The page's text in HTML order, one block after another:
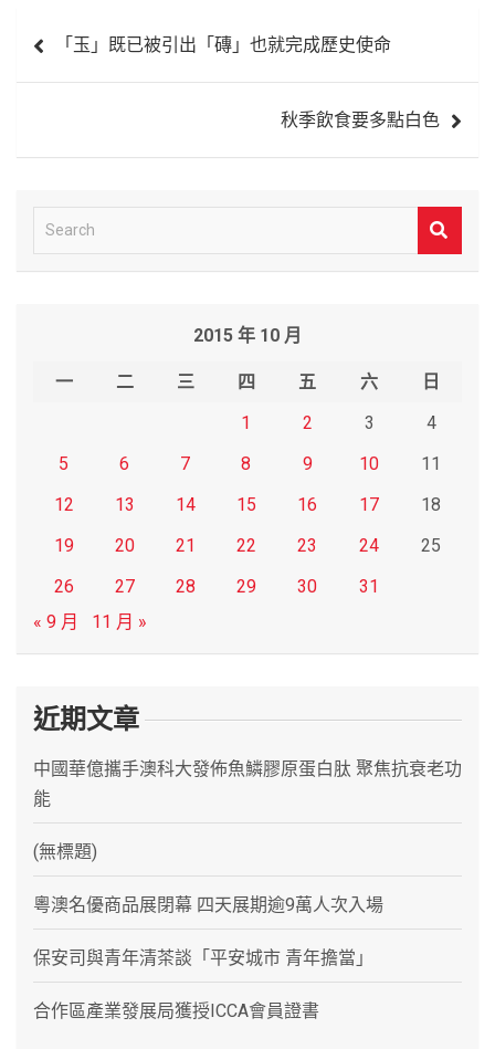
章
「玉」既已被引出「磚」也就完成歷史使命
秋季飲食要多點白色
e
2015 年 10 月
一 二 三 四 五 六
日
1
2 3
4
5
6 7 8 9 10
11
12
13 14 15 16 17
18
19
20 21 22 23 24
25
26
27 28 29 30
31
« 9 月
11 月 »
近期文章
中國華億攜手澳科大發佈魚鱗膠原蛋白肽 聚焦抗衰老功
能
(無標題)
粵澳名優商品展閉幕 四天展期逾9萬人次入場
保安司與青年清茶談「平安城市 青年擔當」
合作區產業發展局獲授ICCA會員證書